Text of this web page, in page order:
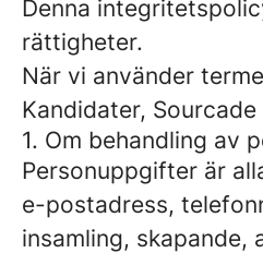
Denna
rättigheter.
När vi använder
Kandidater,
1. Om behandling av
Personuppgifter är
e-postadress,
insamling, skapande,